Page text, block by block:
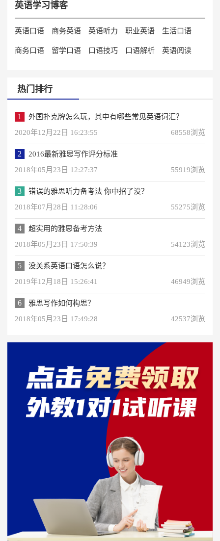
英语学习博客
英语口语 商务英语 英语听力 职业英语 生活口语
商务口语 留学口语 口语技巧 口语解析 英语阅读
热门排行
1
外国扑克牌怎么玩，其中有哪些常见英语词汇？
2020年12月22日 16:23:55
68558浏览
2
2016最新雅思写作评分标准
2018年05月23日 12:27:37
55919浏览
3
错误的雅思听力备考法 你中招了没？
2018年07月28日 11:28:06
55275浏览
4
超实用的雅思备考方法
2018年05月23日 17:50:39
54123浏览
5
没关系英语口语怎么说？
2019年12月18日 15:26:41
46949浏览
6
雅思写作如何构思？
2018年05月23日 17:49:28
42537浏览